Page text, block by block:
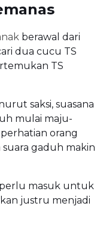
berawal dari
dua cucu TS
TS
saksi, suasana
mulai maju-
orang
gaduh makin
perlu masuk untuk
justru menjadi